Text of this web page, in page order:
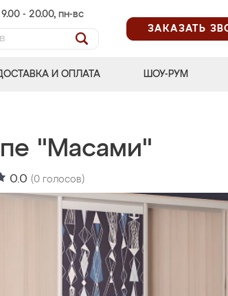
- 20.00, пн-вс
ЗАКАЗАТЬ
И ОПЛАТА ШОУ-РУМ
"Масами"
0.0 (0 голосов)